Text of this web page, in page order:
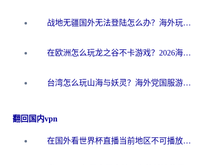
战地无疆国外无法登陆怎么办？海外玩家国服畅玩终极指南（附欧服魔兽EVE加速方案）
在欧洲怎么玩龙之谷不卡游戏？2026海外党国服游戏加速全攻略
台湾怎么玩山海与妖灵？海外党国服游戏加速全攻略，告别延迟卡顿
翻回国内vpn
在国外看世界杯直播当前地区不可播放？海外党必看的回国加速全攻略